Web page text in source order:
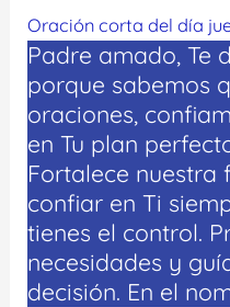
Oración corta del día
Padre amado, Te
porque sabemos
oraciones,
en Tu plan
Fortalece nuestra
confiar en Ti
tienes el control.
necesidades y
decisión. En el